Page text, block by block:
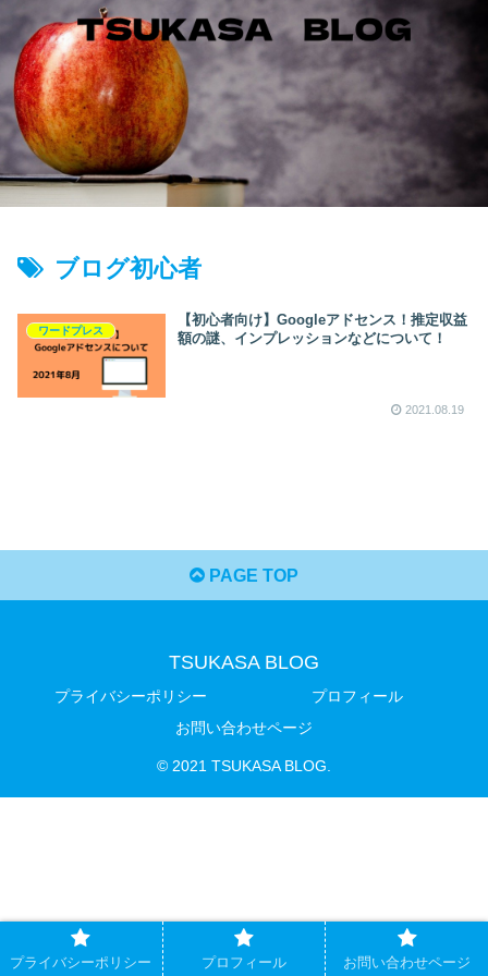
ブログ初心者
ワードプレス
【初心者向け】Googleアドセンス！推定収益
額の謎、インプレッションなどについて！
2021.08.19
PAGE TOP
TSUKASA BLOG
プライバシーポリシー
プロフィール
お問い合わせページ
© 2021 TSUKASA BLOG.
プライバシーポリシー プロフィール お問い合わせページ